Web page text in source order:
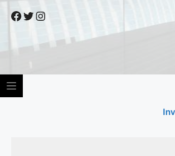
Facebook
Twitter
Instagram